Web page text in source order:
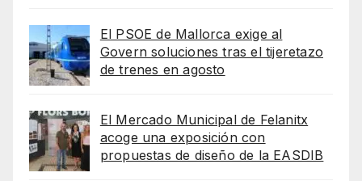
El PSOE de Mallorca exige al
Govern soluciones tras el tijeretazo
de trenes en agosto
El Mercado Municipal de Felanitx
acoge una exposición con
propuestas de diseño de la EASDIB